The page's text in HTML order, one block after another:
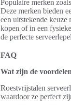
Populaire merken
Deze merken bieden
een uitstekende
kopen of in een
de perfecte
FAQ
Wat zijn de
Roestvrijstalen
waardoor ze perfect